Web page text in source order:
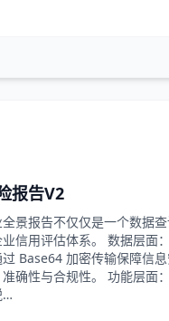
报告V2
全景报告不仅仅是一个数据
信用评估体系。 数据层面
Base64 加密传输保障信
确性与合规性。 功能层面
…